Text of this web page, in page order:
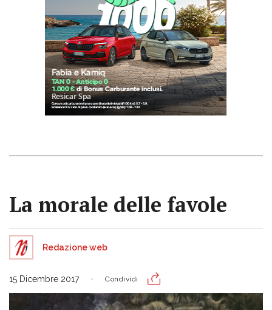
La morale delle favole
Redazione web
15 Dicembre 2017 Condividi